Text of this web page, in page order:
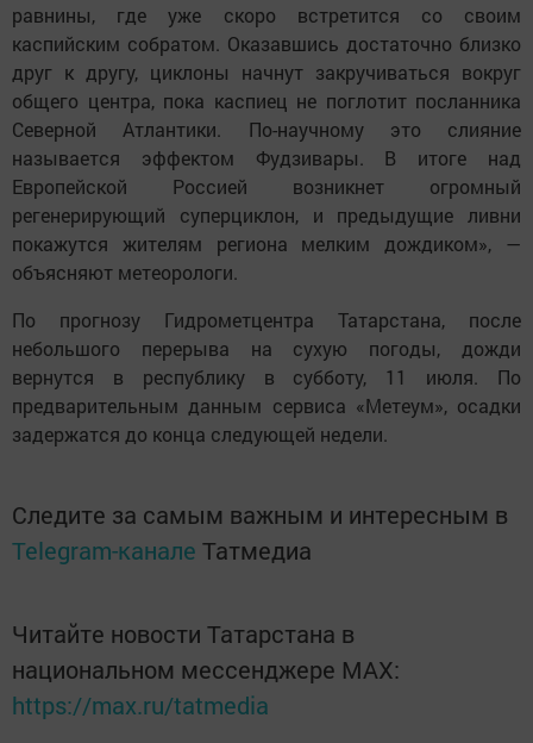
равнины, где уже скоро встретится со своим
каспийским собратом. Оказавшись достаточно близко
друг к другу, циклоны начнут закручиваться вокруг
общего центра, пока каспиец не поглотит посланника
Северной Атлантики. По-научному это слияние
называется эффектом Фудзивары. В итоге над
Европейской Россией возникнет огромный
регенерирующий суперциклон, и предыдущие ливни
покажутся жителям региона мелким дождиком», —
объясняют метеорологи.
По прогнозу Гидрометцентра Татарстана, после
небольшого перерыва на сухую погоды, дожди
вернутся в республику в субботу, 11 июля. По
предварительным данным сервиса «Метеум», осадки
задержатся до конца следующей недели.
Следите за самым важным и интересным в
Telegram-канале Татмедиа
Читайте новости Татарстана в
национальном мессенджере MАХ:
https://max.ru/tatmedia